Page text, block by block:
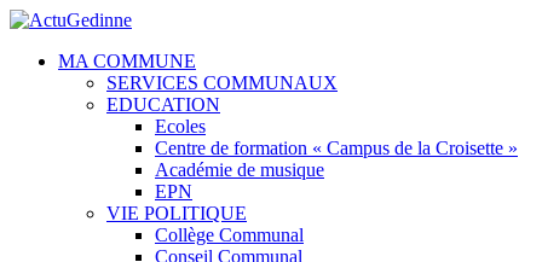
MA COMMUNE
SERVICES COMMUNAUX
EDUCATION
Ecoles
Centre de formation « Campus de la Croisette »
Académie de musique
EPN
VIE POLITIQUE
Collège Communal
Conseil Communal